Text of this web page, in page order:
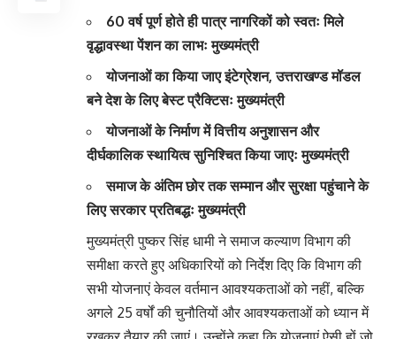
60 वर्ष पूर्ण होते ही पात्र नागरिकों को स्वतः मिले
वृद्धावस्था पेंशन का लाभः मुख्यमंत्री
योजनाओं का किया जाए इंटेग्रेशन, उत्तराखण्ड मॉडल
बने देश के लिए बेस्ट प्रैक्टिसः मुख्यमंत्री
योजनाओं के निर्माण में वित्तीय अनुशासन और
दीर्घकालिक स्थायित्व सुनिश्चित किया जाएः मुख्यमंत्री
समाज के अंतिम छोर तक सम्मान और सुरक्षा पहुंचाने के
लिए सरकार प्रतिबद्धः मुख्यमंत्री
मुख्यमंत्री पुष्कर सिंह धामी ने समाज कल्याण विभाग की
समीक्षा करते हुए अधिकारियों को निर्देश दिए कि विभाग की
सभी योजनाएं केवल वर्तमान आवश्यकताओं को नहीं, बल्कि
अगले 25 वर्षों की चुनौतियों और आवश्यकताओं को ध्यान में